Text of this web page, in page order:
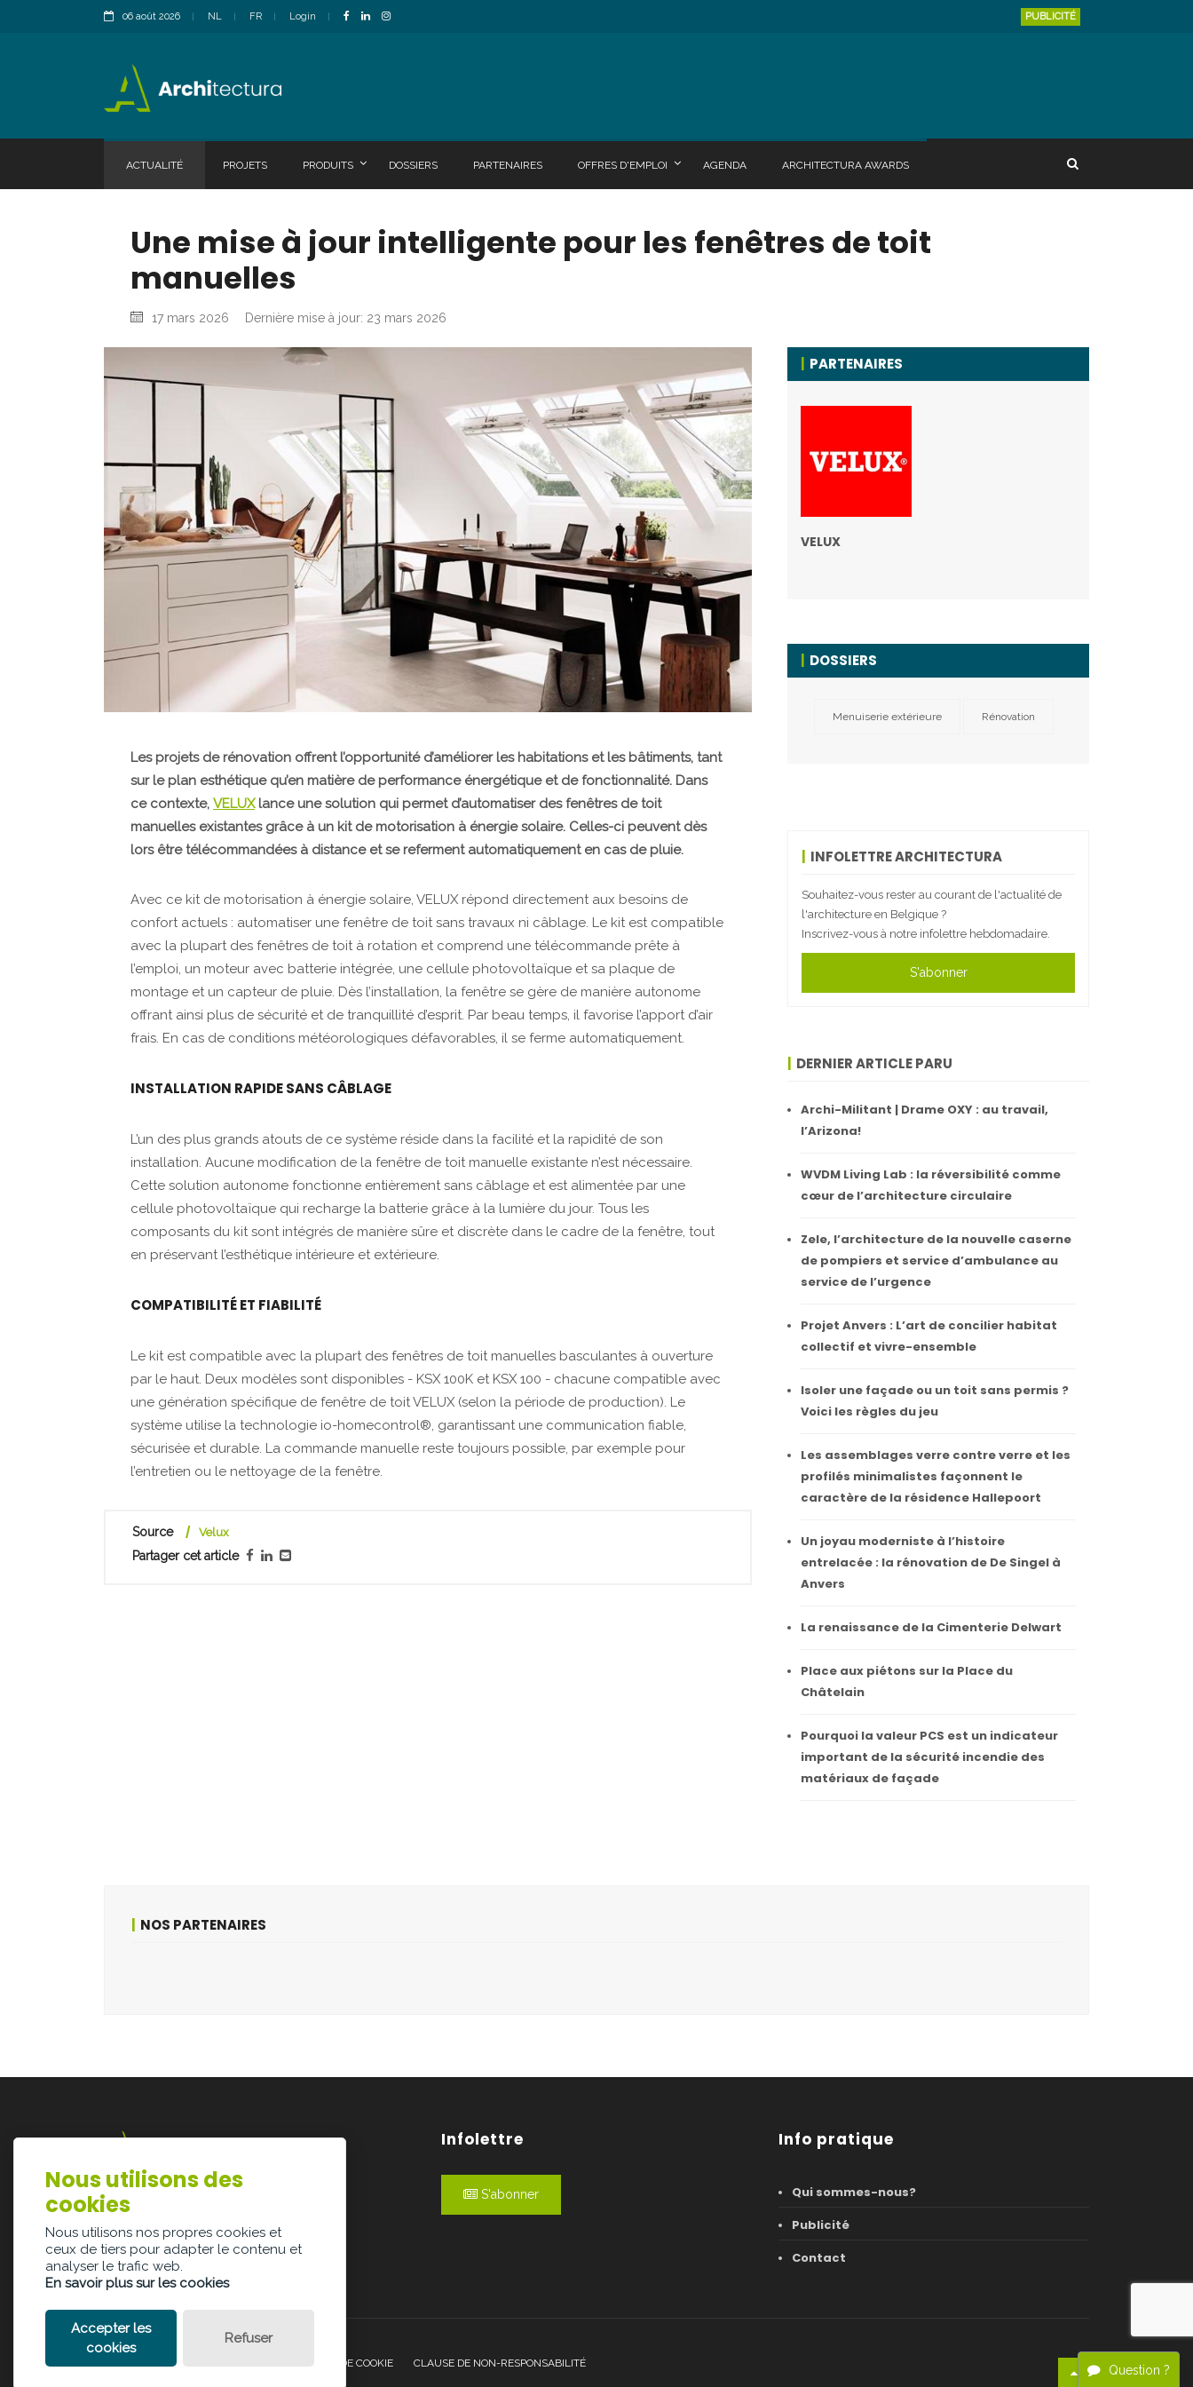
06 août 2026 NL FR Login PUBLICITÉ
ACTUALITÉ PROJETS PRODUITS DOSSIERS PARTENAIRES OFFRES D'EMPLOI AGENDA ARCHITECTURA AWARDS
Question ?
Une mise à jour intelligente pour les fenêtres de toit
manuelles
17 mars 2026 Dernière mise à jour: 23 mars 2026
Les projets de rénovation offrent l’opportunité d’améliorer les habitations et les bâtiments, tant
sur le plan esthétique qu’en matière de performance énergétique et de fonctionnalité. Dans
ce contexte, VELUXlance une solution qui permet d’automatiser des fenêtres de toit
manuelles existantes grâce à un kit de motorisation à énergie solaire. Celles-ci peuvent dès
lors être télécommandées à distance et se referment automatiquement en cas de pluie.
Avec ce kit de motorisation à énergie solaire, VELUX répond directement aux besoins de
confort actuels : automatiser une fenêtre de toit sans travaux ni câblage. Le kit est compatible
avec la plupart des fenêtres de toit à rotation et comprend une télécommande prête à
l’emploi, un moteur avec batterie intégrée, une cellule photovoltaïque et sa plaque de
montage et un capteur de pluie. Dès l’installation, la fenêtre se gère de manière autonome
offrant ainsi plus de sécurité et de tranquillité d’esprit. Par beau temps, il favorise l’apport d’air
frais. En cas de conditions météorologiques défavorables, il se ferme automatiquement.
INSTALLATION RAPIDE SANS CÂBLAGE
L’un des plus grands atouts de ce système réside dans la facilité et la rapidité de son
installation. Aucune modification de la fenêtre de toit manuelle existante n’est nécessaire.
Cette solution autonome fonctionne entièrement sans câblage et est alimentée par une
cellule photovoltaïque qui recharge la batterie grâce à la lumière du jour. Tous les
composants du kit sont intégrés de manière sûre et discrète dans le cadre de la fenêtre, tout
en préservant l’esthétique intérieure et extérieure.
COMPATIBILITÉ ET FIABILITÉ
Le kit est compatible avec la plupart des fenêtres de toit manuelles basculantes à ouverture
par le haut. Deux modèles sont disponibles - KSX 100K et KSX 100 - chacune compatible avec
une génération spécifique de fenêtre de toit VELUX (selon la période de production). Le
système utilise la technologie io-homecontrol®, garantissant une communication fiable,
sécurisée et durable. La commande manuelle reste toujours possible, par exemple pour
l’entretien ou le nettoyage de la fenêtre.
Source Velux
Partager cet article
PARTENAIRES
VELUX
DOSSIERS
Menuiserie extérieure Rénovation
INFOLETTRE ARCHITECTURA
Souhaitez-vous rester au courant de l'actualité de
l'architecture en Belgique ?
Inscrivez-vous à notre infolettre hebdomadaire.
S'abonner
DERNIER ARTICLE PARU
Archi-Militant | Drame OXY : au travail,
l’Arizona!
WVDM Living Lab : la réversibilité comme
cœur de l’architecture circulaire
Zele, l’architecture de la nouvelle caserne
de pompiers et service d’ambulance au
service de l’urgence
Projet Anvers : L’art de concilier habitat
collectif et vivre-ensemble
Isoler une façade ou un toit sans permis ?
Voici les règles du jeu
Les assemblages verre contre verre et les
profilés minimalistes façonnent le
caractère de la résidence Hallepoort
Un joyau moderniste à l’histoire
entrelacée : la rénovation de De Singel à
Anvers
La renaissance de la Cimenterie Delwart
Place aux piétons sur la Place du
Châtelain
Pourquoi la valeur PCS est un indicateur
important de la sécurité incendie des
matériaux de façade
NOS PARTENAIRES
Lazarijstraat 168
3500 Hasselt
Infolettre
S'abonner
Info pratique
Qui sommes-nous?
Publicité
Contact
POLITIQUE DE CONFIDENTIALITÉ POLITIQUE DE COOKIE CLAUSE DE NON-RESPONSABILITÉ
Nous utilisons des
cookies
Nous utilisons nos propres cookies et
ceux de tiers pour adapter le contenu et
analyser le trafic web.
En savoir plus sur les cookies
Accepter les
cookies
Refuser